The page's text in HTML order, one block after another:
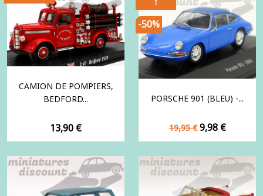
CAMION DE POMPIERS,
BEDFORD...
Prix
13,90 €
PORSCHE 901 (BLEU) -...
Prix
de
19,95 € Prix
9,98 €
-50%